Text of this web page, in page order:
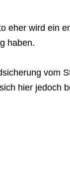
eher wird ein
haben.
vom
hier jedoch